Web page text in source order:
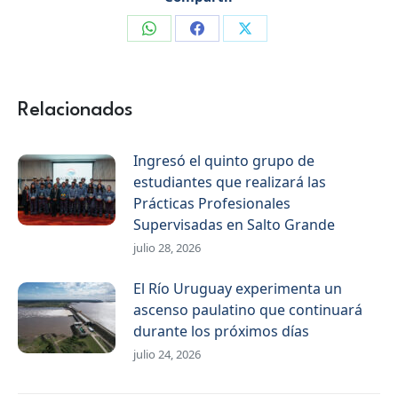
CompartirCompartirCompartir
Relacionados
Ingresó el quinto grupo de
estudiantes que realizará las
Prácticas Profesionales
Supervisadas en Salto Grande
julio 28, 2026
El Río Uruguay experimenta un
ascenso paulatino que continuará
durante los próximos días
julio 24, 2026